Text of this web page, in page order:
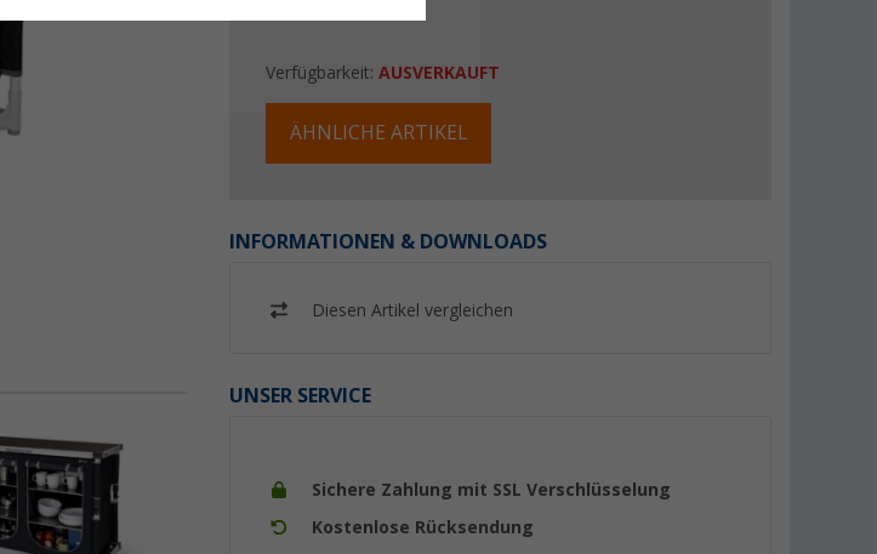
Verfügbarkeit: AUSVERKAUFT
ÄHNLICHE ARTIKEL
INFORMATIONEN & DOWNLOADS
Diesen Artikel vergleichen
UNSER SERVICE
Sichere Zahlung mit SSL Verschlüsselung
Kostenlose Rücksendung